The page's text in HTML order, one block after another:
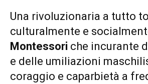
Una rivoluzionaria a tutto
culturalmente e
Montessori che incurante
e delle umiliazioni
coraggio e caparbietà a